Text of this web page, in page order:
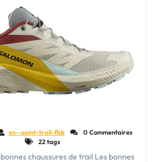
xn--saint-trail-fbb
0 Commentaires
22 tags
chaussures de trail Les bonnes